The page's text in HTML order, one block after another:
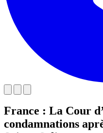
France : La Cour
condamnations